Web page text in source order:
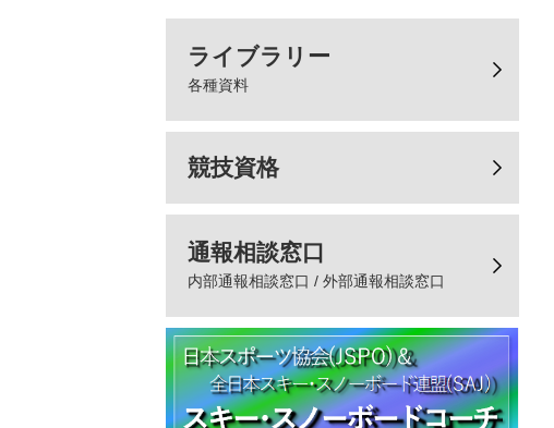
ライブラリー
各種資料
競技資格
通報相談窓口
内部通報相談窓口 / 外部通報相談窓口